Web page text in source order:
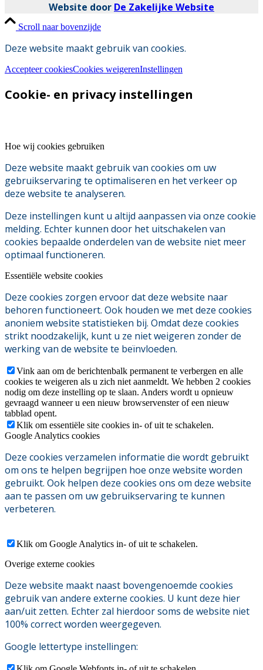
Website door De Zakelijke Website
Scroll naar bovenzijde
Deze website maakt gebruik van cookies.
Accepteer cookiesCookies weigerenInstellingen
Cookie- en privacy instellingen
Hoe wij cookies gebruiken
Deze website maakt gebruik van cookies om uw
gebruikservaring te optimaliseren en het verkeer op
deze website te analyseren.
Deze instellingen kunt u altijd aanpassen via onze cookie
melding. Echter kunnen door het uitschakelen van
cookies bepaalde onderdelen van de website niet meer
optimaal functioneren.
Essentiële website cookies
Deze cookies zorgen ervoor dat deze website naar
behoren functioneert. Ook houden we met deze cookies
anoniem website statistieken bij. Omdat deze cookies
strikt noodzakelijk, kunt u ze niet weigeren zonder de
werking van de website te beïnvloeden.
Vink aan om de berichtenbalk permanent te verbergen en alle
cookies te weigeren als u zich niet aanmeldt. We hebben 2 cookies
nodig om deze instelling op te slaan. Anders wordt u opnieuw
gevraagd wanneer u een nieuw browservenster of een nieuw
tabblad opent.
Klik om essentiële site cookies in- of uit te schakelen.
Google Analytics cookies
Deze cookies verzamelen informatie die wordt gebruikt
om ons te helpen begrijpen hoe onze website worden
gebruikt. Ook helpen deze cookies ons om deze website
aan te passen om uw gebruikservaring te kunnen
verbeteren.
Klik om Google Analytics in- of uit te schakelen.
Overige externe cookies
Deze website maakt naast bovengenoemde cookies
gebruik van andere externe cookies. U kunt deze hier
aan/uit zetten. Echter zal hierdoor soms de website niet
100% correct worden weergegeven.
Google lettertype instellingen: